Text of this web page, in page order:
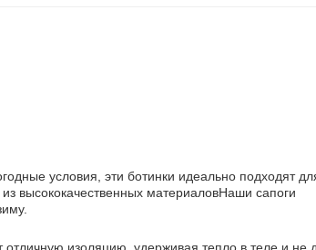
условия, эти ботинки идеально подходят
высококачественных материаловНаши сапоги